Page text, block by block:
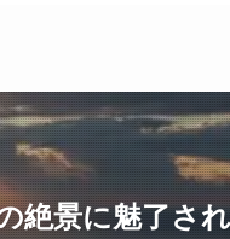
絶景に魅了さ